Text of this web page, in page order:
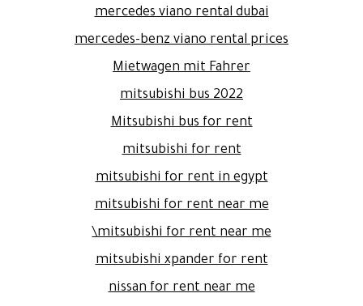
mercedes viano rental dubai
mercedes-benz viano rental prices
Mietwagen mit Fahrer
mitsubishi bus 2022
Mitsubishi bus for rent
mitsubishi for rent
mitsubishi for rent in egypt
mitsubishi for rent near me
mitsubishi for rent near me\
mitsubishi xpander for rent
nissan for rent near me